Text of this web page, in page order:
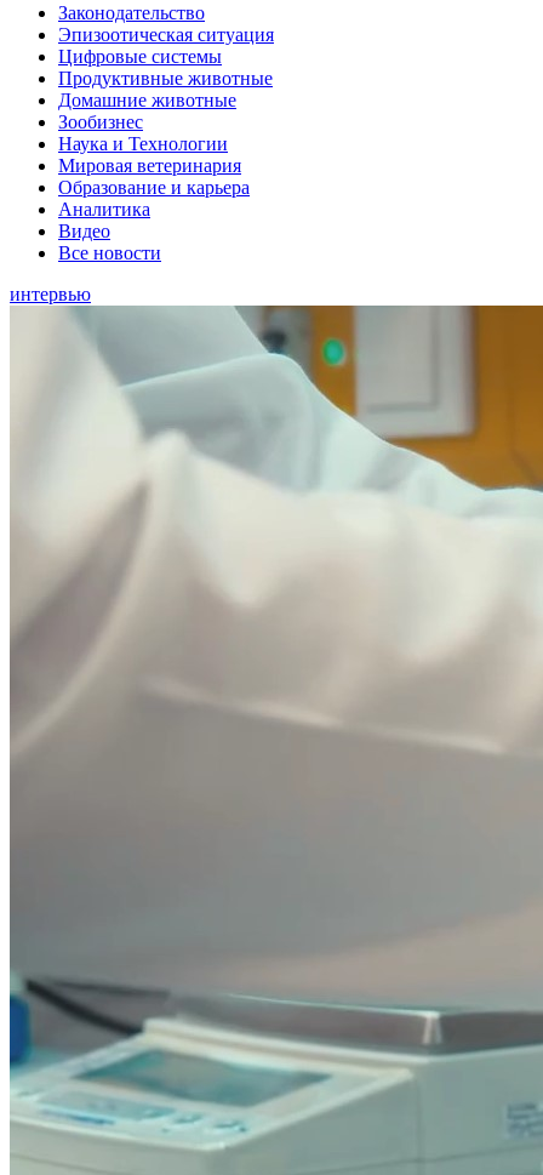
Законодательство
Эпизоотическая ситуация
Цифровые системы
Продуктивные животные
Домашние животные
Зообизнес
Наука и Технологии
Мировая ветеринария
Образование и карьера
Аналитика
Видео
Все новости
интервью